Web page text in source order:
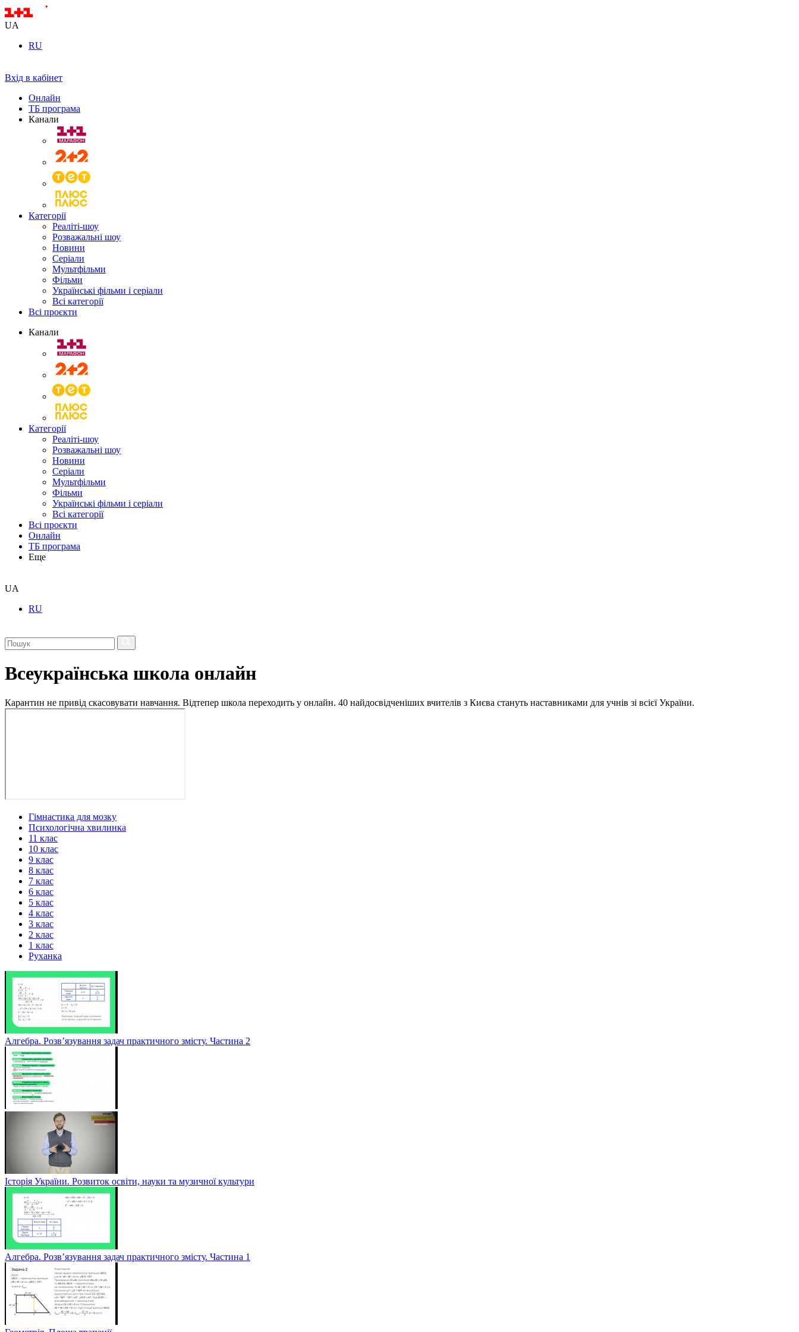
UA
RU
Вхід в кабінет
Онлайн
ТБ програма
Канали
Категорії
Реаліті-шоу
Розважальні шоу
Новини
Серіали
Мультфільми
Фільми
Українські фільми і серіали
Всі категорії
Всі проєкти
Канали
Категорії
Реаліті-шоу
Розважальні шоу
Новини
Серіали
Мультфільми
Фільми
Українські фільми і серіали
Всі категорії
Всі проєкти
Онлайн
ТБ програма
Еще
UA
RU
Всеукраїнська школа онлайн
Карантин не привід скасовувати навчання. Відтепер школа переходить у онлайн. 40 найдосвідченіших вчителів з Києва стануть наставниками для учнів зі всієї України.
Гімнастика для мозку
Психологічна хвилинка
11 клас
10 клас
9 клас
8 клас
7 клас
6 клас
5 клас
4 клас
3 клас
2 клас
1 клас
Руханка
Алгебра. Розв’язування задач практичного змісту. Частина 2
Історія України. Розвиток освіти, науки та музичної культури
Алгебра. Розв’язування задач практичного змісту. Частина 1